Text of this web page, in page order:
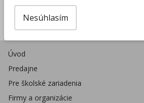
Sieť predajní po celej
Úvod
Predajne
Pre školské zariadenia
Firmy a organizácie
Nesúhlasím